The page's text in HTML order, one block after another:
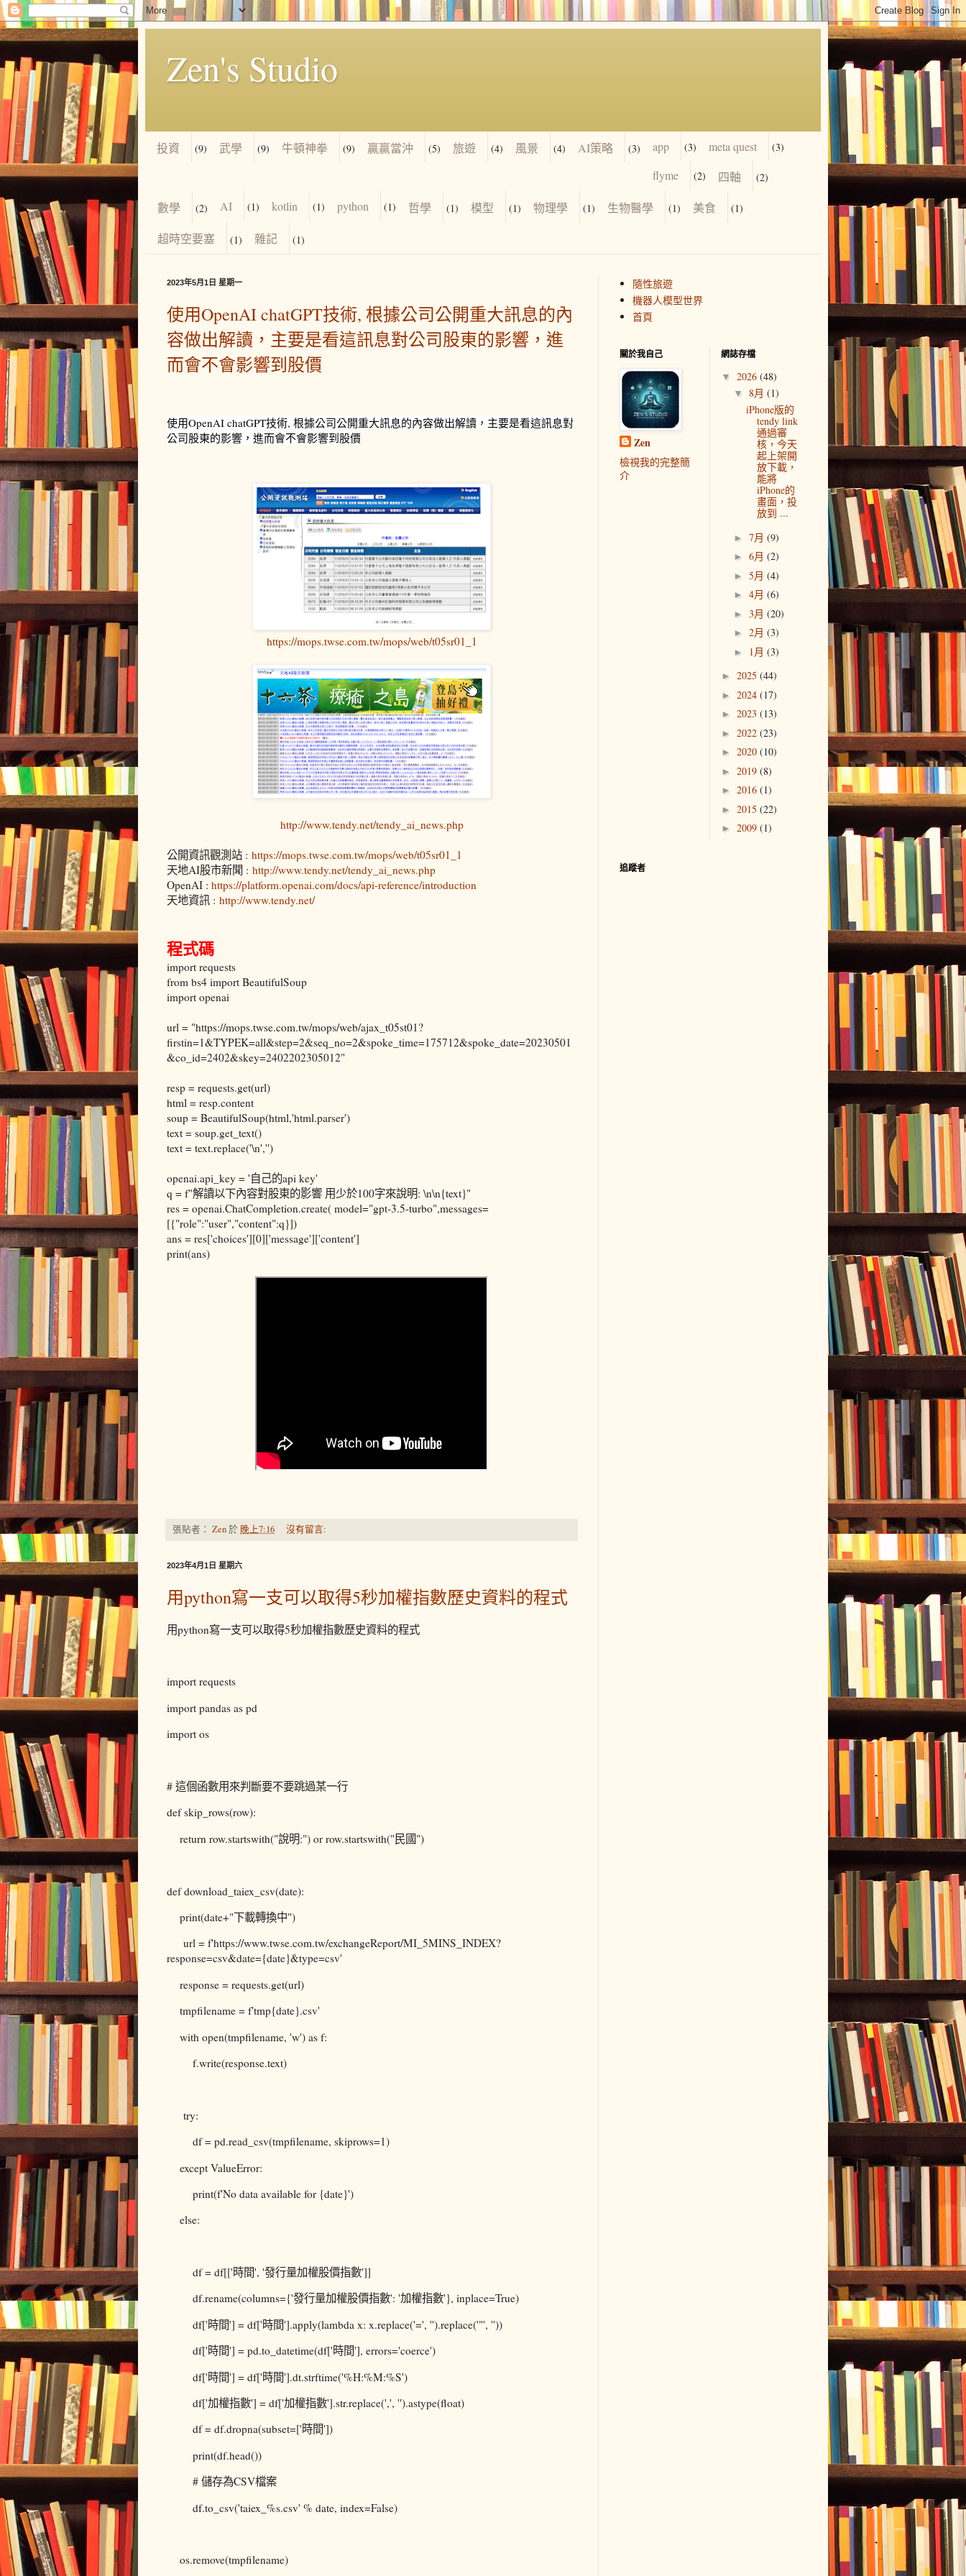
Zen's Studio
投資 (9) 武學 (9) 牛頓神拳 (9) 贏贏當沖 (5) 旅遊 (4) 風景 (4) AI策略 (3) app (3) meta quest (3)
flyme (2) 四軸 (2)
數學 (2) AI (1) kotlin (1) python (1) 哲學 (1) 模型 (1) 物理學 (1) 生物醫學 (1) 美食 (1)
超時空要塞 (1) 雜記 (1)
2023年5月1日 星期一
使用OpenAI chatGPT技術, 根據公司公開重大訊息的內
容做出解讀，主要是看這訊息對公司股東的影響，進
而會不會影響到股價
使用OpenAI chatGPT技術, 根據公司公開重大訊息的內容做出解讀，主要是看這訊息對
公司股東的影響，進而會不會影響到股價
https://mops.twse.com.tw/mops/web/t05sr01_1
http://www.tendy.net/tendy_ai_news.php
公開資訊觀測站 : https://mops.twse.com.tw/mops/web/t05sr01_1
天地AI股市新聞 : http://www.tendy.net/tendy_ai_news.php
OpenAI : https://platform.openai.com/docs/api-reference/introduction
天地資訊 : http://www.tendy.net/
程式碼
import requests
from bs4 import BeautifulSoup
import openai
url = "https://mops.twse.com.tw/mops/web/ajax_t05st01?
firstin=1&TYPEK=all&step=2&seq_no=2&spoke_time=175712&spoke_date=20230501
&co_id=2402&skey=2402202305012"
resp = requests.get(url)
html = resp.content
soup = BeautifulSoup(html,'html.parser')
text = soup.get_text()
text = text.replace('\n','')
openai.api_key = '自己的api key'
q = f"解讀以下內容對股東的影響 用少於100字來說明: \n\n{text}"
res = openai.ChatCompletion.create( model="gpt-3.5-turbo",messages=
[{"role":"user","content":q}])
ans = res['choices'][0]['message']['content']
print(ans)
張貼者： Zen於 晚上7:16 沒有留言:
2023年4月1日 星期六
用python寫一支可以取得5秒加權指數歷史資料的程式
用python寫一支可以取得5秒加權指數歷史資料的程式
import requests
import pandas as pd
import os
# 這個函數用來判斷要不要跳過某一行
def skip_rows(row):
return row.startswith("說明:") or row.startswith("民國")
def download_taiex_csv(date):
print(date+"下載轉換中")
url = f'https://www.twse.com.tw/exchangeReport/MI_5MINS_INDEX?
response=csv&date={date}&type=csv'
response = requests.get(url)
tmpfilename = f'tmp{date}.csv'
with open(tmpfilename, 'w') as f:
f.write(response.text)
try:
df = pd.read_csv(tmpfilename, skiprows=1)
except ValueError:
print(f'No data available for {date}')
else:
df = df[['時間', '發行量加權股價指數']]
df.rename(columns={'發行量加權股價指數': '加權指數'}, inplace=True)
df['時間'] = df['時間'].apply(lambda x: x.replace('=', '').replace('"', ''))
df['時間'] = pd.to_datetime(df['時間'], errors='coerce')
df['時間'] = df['時間'].dt.strftime('%H:%M:%S')
df['加權指數'] = df['加權指數'].str.replace(',', '').astype(float)
df = df.dropna(subset=['時間'])
print(df.head())
# 儲存為CSV檔案
df.to_csv('taiex_%s.csv' % date, index=False)
os.remove(tmpfilename)
隨性旅遊
機器人模型世界
首頁
關於我自己
Zen
檢視我的完整簡
介
網誌存檔
▼ 2026 (48)
▼ 8月 (1)
iPhone版的
tendy link
通過審
核，今天
起上架開
放下載，
能將
iPhone的
畫面，投
放到 ...
► 7月 (9)
► 6月 (2)
► 5月 (4)
► 4月 (6)
► 3月 (20)
► 2月 (3)
► 1月 (3)
► 2025 (44)
► 2024 (17)
► 2023 (13)
► 2022 (23)
► 2020 (10)
► 2019 (8)
► 2016 (1)
► 2015 (22)
► 2009 (1)
追蹤者